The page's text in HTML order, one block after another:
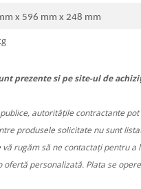
x 596 mm x 248 mm
prezente si pe site-ul de
autoritățile contractante
produsele solicitate nu sunt
rugăm să ne contactați pentru a
personalizată. Plata se